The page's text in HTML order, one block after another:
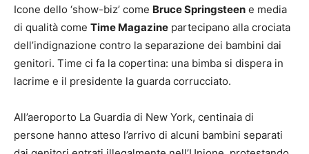
Icone dello ‘show-biz’ come Bruce Springsteen e media
di qualità come Time Magazine partecipano alla crociata
dell’indignazione contro la separazione dei bambini dai
genitori. Time ci fa la copertina: una bimba si dispera in
lacrime e il presidente la guarda corrucciato.
All’aeroporto La Guardia di New York, centinaia di
persone hanno atteso l’arrivo di alcuni bambini separati